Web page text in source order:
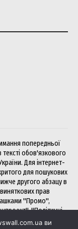
попередньої
обов'язкового
Для інтернет-
для пошукових
другого абзацу в
прав
"Промо",
"Політичні
на правах
ви